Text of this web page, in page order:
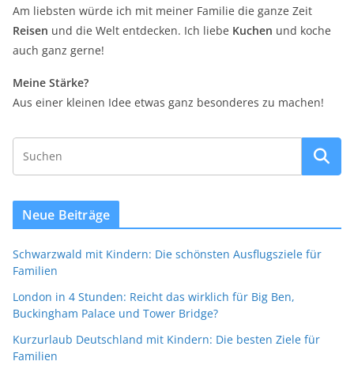
Am liebsten würde ich mit meiner Familie die ganze Zeit
Reisen und die Welt entdecken. Ich liebe Kuchen und koche
auch ganz gerne!
Meine Stärke?
Aus einer kleinen Idee etwas ganz besonderes zu machen!
Neue Beiträge
Schwarzwald mit Kindern: Die schönsten Ausflugsziele für
Familien
London in 4 Stunden: Reicht das wirklich für Big Ben,
Buckingham Palace und Tower Bridge?
Kurzurlaub Deutschland mit Kindern: Die besten Ziele für
Familien